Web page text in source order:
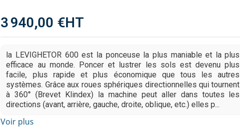
3 940,00 €HT
la LEVIGHETOR 600 est la ponceuse la plus maniable et la plus
efficace au monde. Poncer et lustrer les sols est devenu plus
facile, plus rapide et plus économique que tous les autres
systèmes. Grâce aux roues sphériques directionnelles qui tournent
à 360° (Brevet Klindex) la machine peut aller dans toutes les
directions (avant, arrière, gauche, droite, oblique, etc.) elles p...
Voir plus